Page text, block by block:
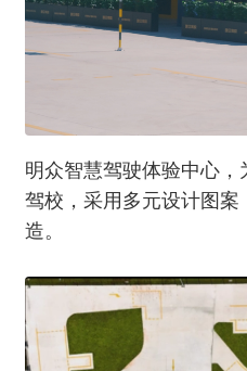
明众智慧驾驶体验中心
驾校，采用多元设计图
造。